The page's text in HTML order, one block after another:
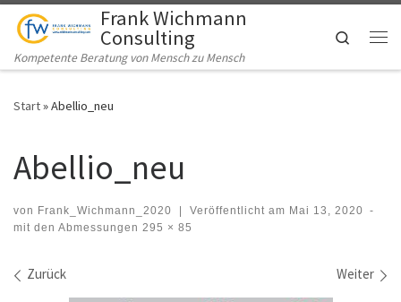
Zum Inhalt springenFrank Wichmann
Consulting
Kompetente Beratung von Mensch zu Mensch
Search
Start»Abellio_neu
Abellio_neu
von Frank_Wichmann_2020 | Veröffentlicht am Mai 13, 2020 -
mit den Abmessungen 295 × 85
Bilder Navigation
Zurück Weiter